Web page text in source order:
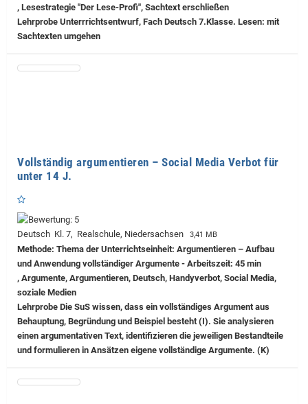
, Lesestrategie "Der Lese-Profi", Sachtext erschließen
Lehrprobe Unterrrichtsentwurf, Fach Deutsch 7.Klasse. Lesen: mit
Sachtexten umgehen
Vollständig argumentieren – Social Media Verbot für
unter 14 J.
Deutsch Kl. 7, Realschule, Niedersachsen 3,41 MB
Methode: Thema der Unterrichtseinheit: Argumentieren – Aufbau
und Anwendung vollständiger Argumente - Arbeitszeit: 45 min
, Argumente, Argumentieren, Deutsch, Handyverbot, Social Media,
soziale Medien
Lehrprobe Die SuS wissen, dass ein vollständiges Argument aus
Behauptung, Begründung und Beispiel besteht (I). Sie analysieren
einen argumentativen Text, identifizieren die jeweiligen Bestandteile
und formulieren in Ansätzen eigene vollständige Argumente. (K)